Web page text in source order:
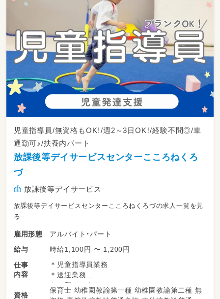
児童指導員/無資格もOK！/週2～3日OK！/経験不問◎/車
通勤可♪/扶養内パート
放課後等デイサービスセンターこころねくろ
づ
放課後等デイサービス
放課後等デイサービスセンターこころねくろづの求人一覧を見
る
雇用形態
アルバイト・パート
給与
時給1,100円 〜 1,200円
仕事
内容
＊児童指導員業務
＊送迎業務
をお願いします。
資格
保育士 幼稚園教諭第一種 幼稚園教諭第二種 無